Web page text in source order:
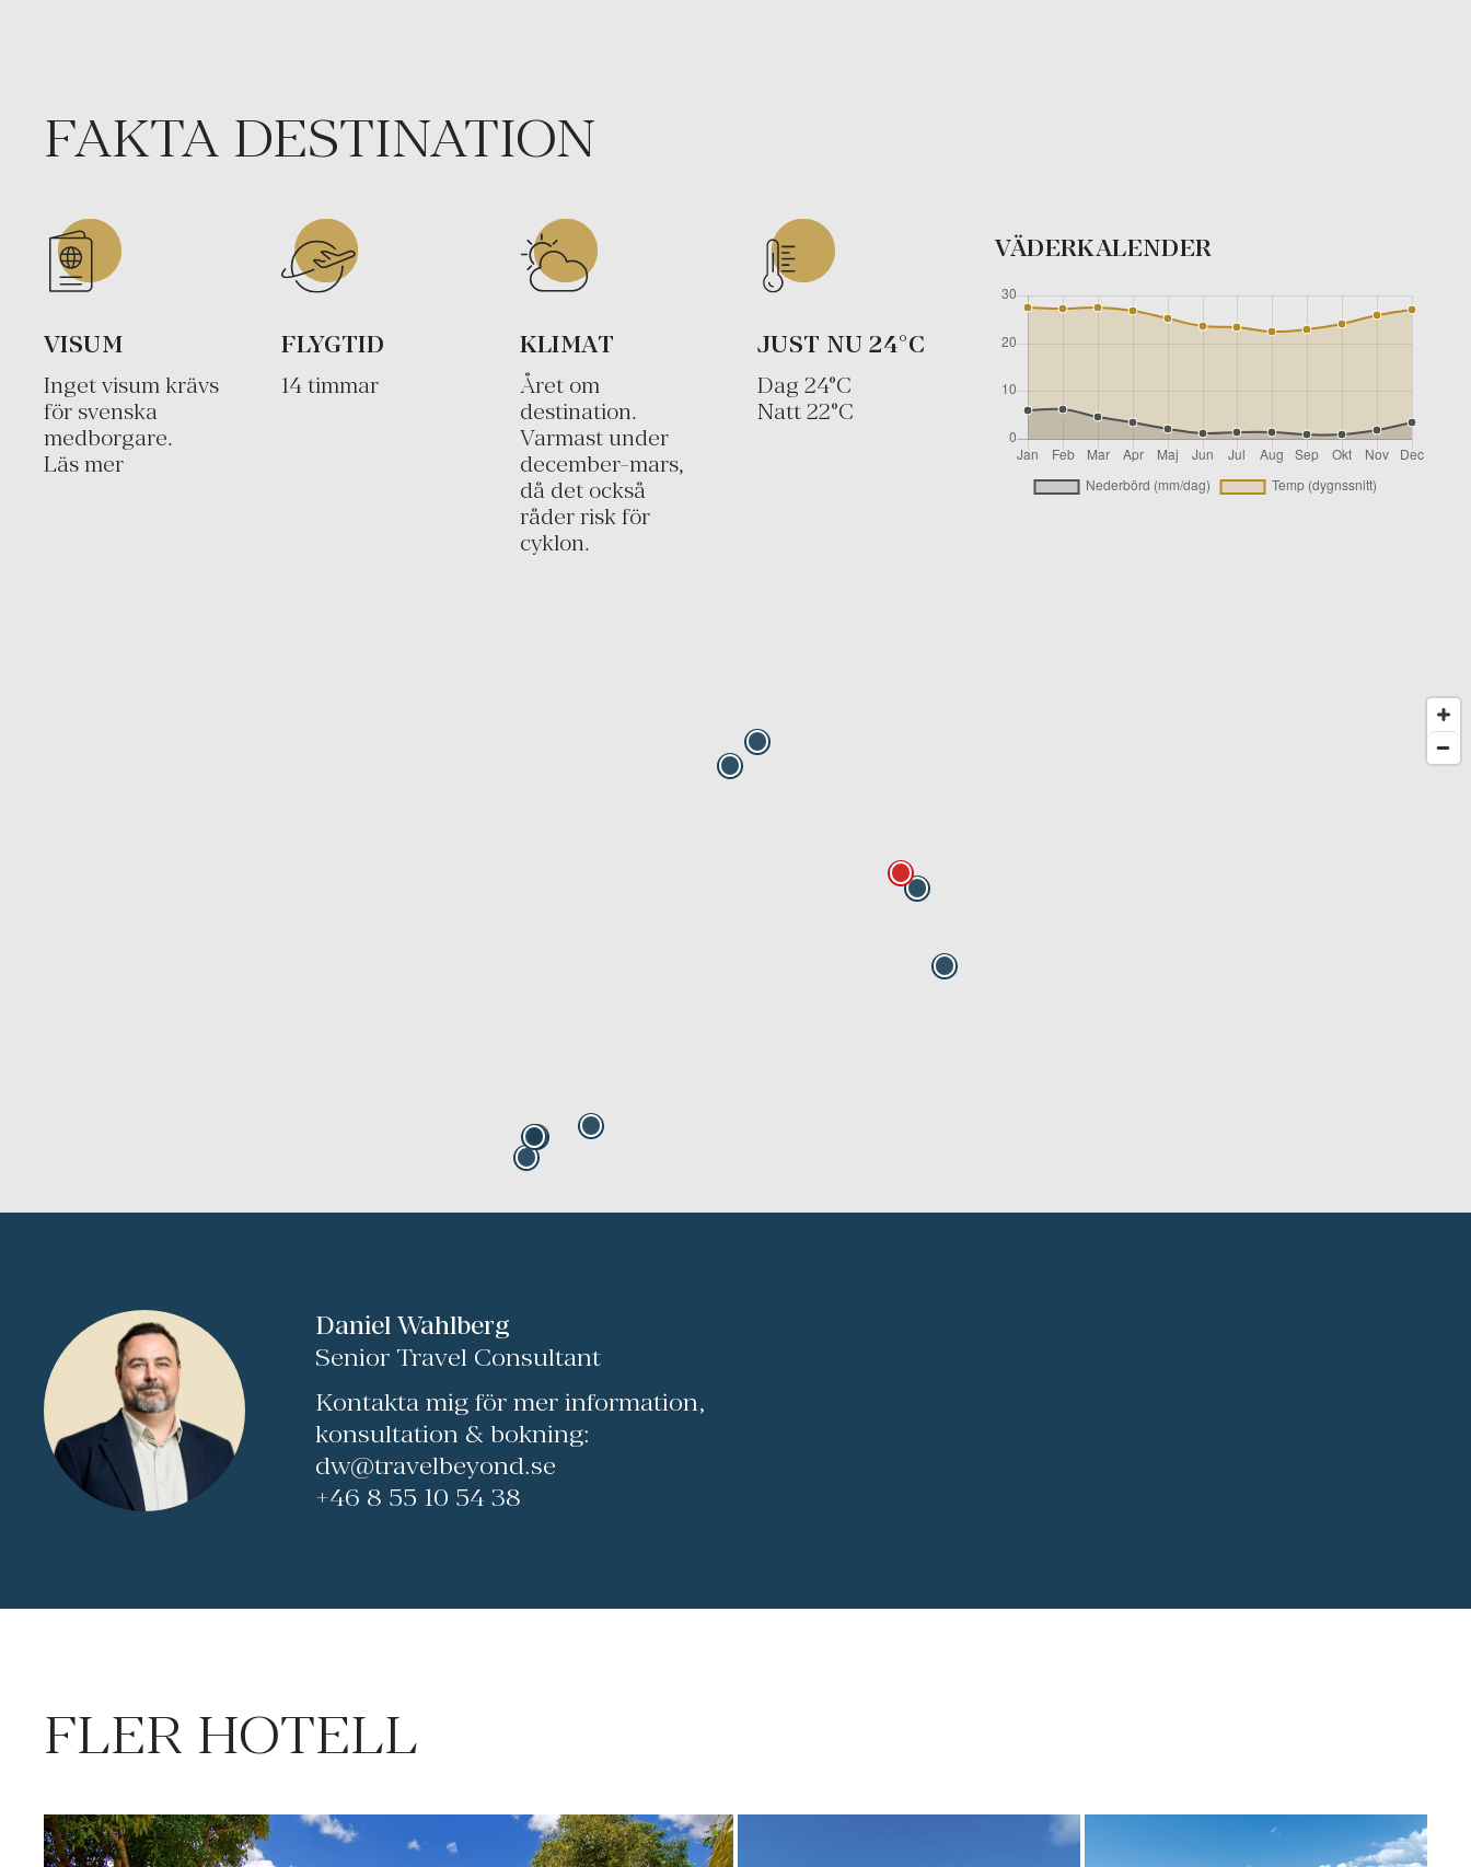
FAKTA DESTINATION
VISUM
Inget visum krävs
för svenska
medborgare.
Läs mer
FLYGTID
14 timmar
KLIMAT
Året om
destination.
Varmast under
december-mars,
då det också
råder risk för
cyklon.
JUST NU24°C
Dag 24°C
Natt 22°C
VÄDERKALENDER
Daniel Wahlberg
Senior Travel Consultant
Kontakta mig för mer information,
konsultation & bokning:
dw@travelbeyond.se
+46 8 55 10 54 38
FLER HOTELL